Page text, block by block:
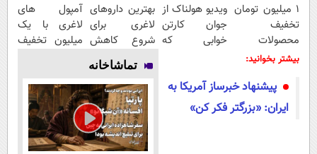
۱ میلیون تومان
تخفیف
محصولات
لاغری؛ یک قدم
شروع کاهش
وزن
ویدیو هولناک از
جوان کارتن
خوابی که
بهترین داروهای
لاغری برای
شروع کاهش
وزن، ارسال از
داروخانه های
نزدیکت!
آمپول های
لاغری با یک
میلیون تخفیف
معتبر
بیشتر بخوانید:
پیشنهاد خبرساز آمریکا به
ایران: «بزرگتر فکر کن»
تماشاخانه